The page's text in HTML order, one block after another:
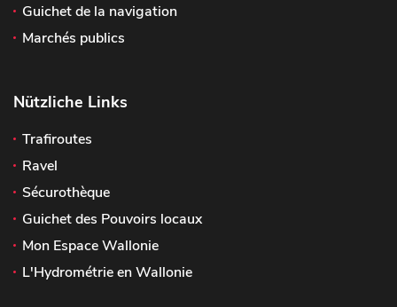
Guichet de la navigation
Marchés publics
Nützliche Links
Trafiroutes
Ravel
Sécurothèque
Guichet des Pouvoirs locaux
Mon Espace Wallonie
L'Hydrométrie en Wallonie